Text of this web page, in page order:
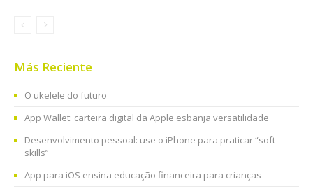
Más Reciente
O ukelele do futuro
App Wallet: carteira digital da Apple esbanja versatilidade
Desenvolvimento pessoal: use o iPhone para praticar “soft
skills”
App para iOS ensina educação financeira para crianças